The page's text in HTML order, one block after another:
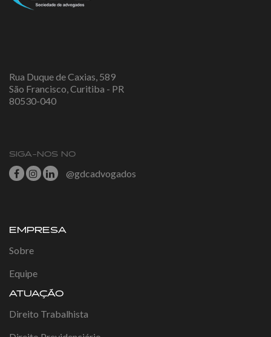
Rua Duque de Caxias, 589
São Francisco, Curitiba - PR
80530-040
SIGA-NOS NO
@gdcadvogados
EMPRESA
Sobre
Equipe
ATUAÇÃO
Direito Trabalhista